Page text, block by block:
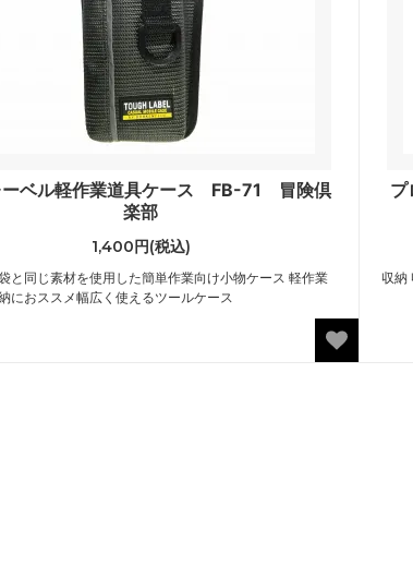
ーベル軽作業道具ケース FB-71 冒険倶
楽部
1,400円(税込)
と同じ素材を使用した簡単作業向け小物ケース 軽作業
におススメ幅広く使えるツールケース
プ
収納